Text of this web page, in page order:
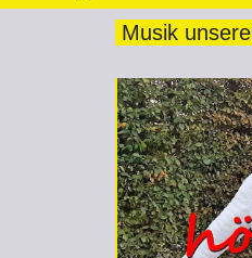
Musik